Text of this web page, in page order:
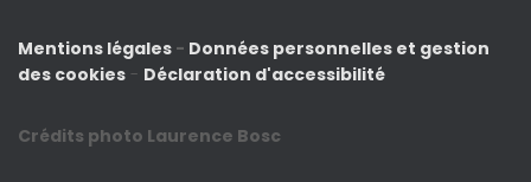
Mentions légales - Données personnelles et gestion
des cookies - Déclaration d'accessibilité
Crédits photo Laurence Bosc